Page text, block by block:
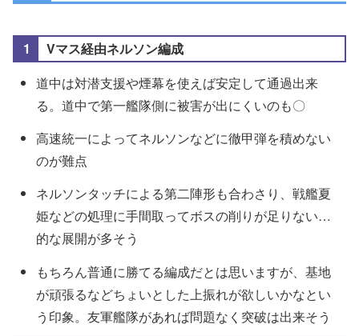
トインを複数採用
「特大発動艇＋III号戦車J型」などの一部装備に特効
最上は夜戦連撃でそこそこのダメージを出せるよう
CIの形で良さそう（甲標的・魚雷2・海外夜偵か全体
火力を考慮して11型乙改(夜偵)）
車(北アフリカ仕様)」「特大発動艇＋一式砲戦車」
「M4A1 DD」「四式20cm対地噴進砲 集中配備」な
ど
Vマス経由ネルソン編成
道中は対潜支援や煙幕を使えば安定して通過出来
る。道中で第一艦隊側に被害が出にくいのも〇
高速統一によってネルソンなどに徹甲弾を積めない
のが難点
ネルソンタッチによる第二陣形も合わさり、戦艦夏
姫などの処理に手間取ってボスの削りが足りない…
的な展開が多そう
もちろん普通に勝てる編成だとは思いますが、基地
が頑張るなどちょいとした上振れが欲しいかなとい
う印象。友軍艦隊があれば問題なく突破は出来そう